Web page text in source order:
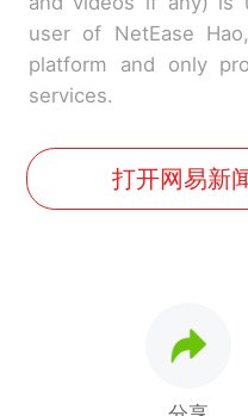
user of NetEase
platform and only
services.
打开网易新